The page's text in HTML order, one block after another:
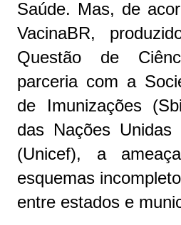
Saúde. Mas, de
VacinaBR,
Questão de
parceria com a
de Imunizações
das Nações
(Unicef), a
esquemas
entre estados e